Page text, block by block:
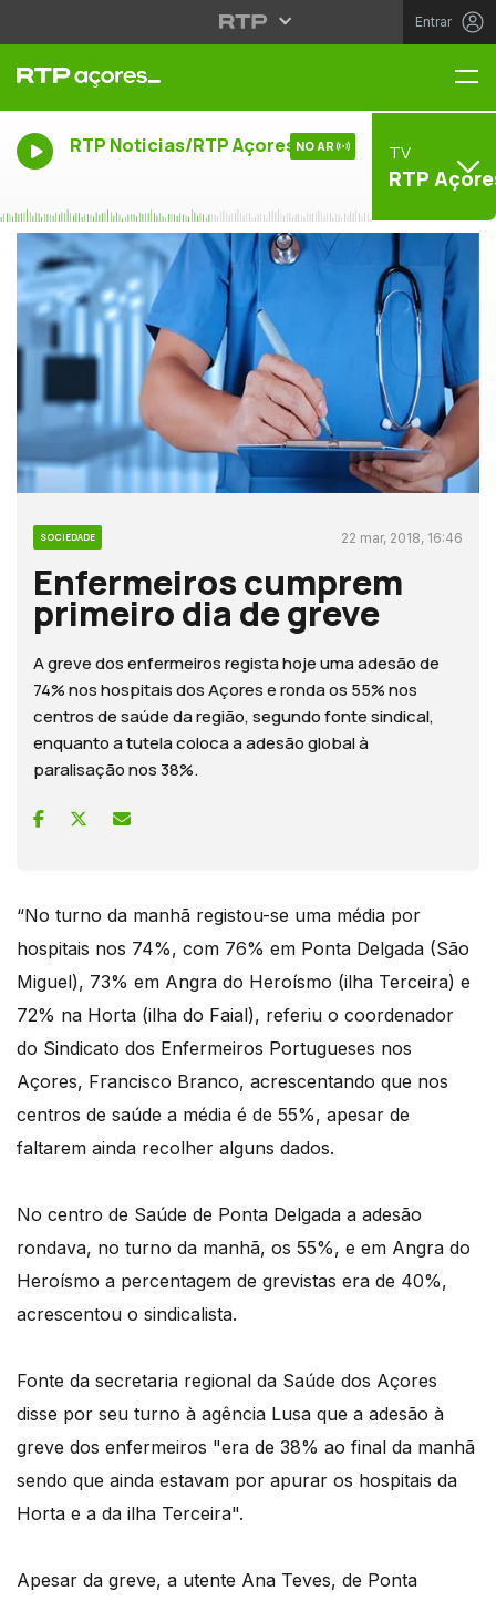
Entrar
RTP Noticias/RTP Açores NO AR TV
RTP
SOCIEDADE 22 mar, 2018, 16:46
Enfermeiros cumprem
primeiro dia de greve
A greve dos enfermeiros regista hoje uma adesão de
74% nos hospitais dos Açores e ronda os 55% nos
centros de saúde da região, segundo fonte sindical,
enquanto a tutela coloca a adesão global à
paralisação nos 38%.
“No turno da manhã registou-se uma média por
hospitais nos 74%, com 76% em Ponta Delgada (São
Miguel), 73% em Angra do Heroísmo (ilha Terceira) e
72% na Horta (ilha do Faial), referiu o coordenador
do Sindicato dos Enfermeiros Portugueses nos
Açores, Francisco Branco, acrescentando que nos
centros de saúde a média é de 55%, apesar de
faltarem ainda recolher alguns dados.
No centro de Saúde de Ponta Delgada a adesão
rondava, no turno da manhã, os 55%, e em Angra do
Heroísmo a percentagem de grevistas era de 40%,
acrescentou o sindicalista.
Fonte da secretaria regional da Saúde dos Açores
disse por seu turno à agência Lusa que a adesão à
greve dos enfermeiros "era de 38% ao final da manhã
sendo que ainda estavam por apurar os hospitais da
Horta e a da ilha Terceira".
Apesar da greve, a utente Ana Teves, de Ponta